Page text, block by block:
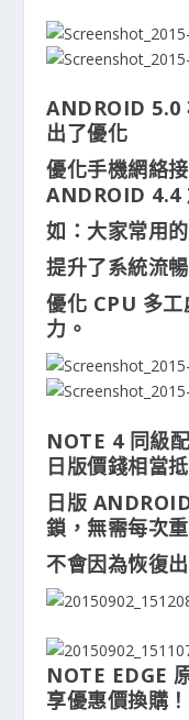
ANDROID 5.0
出了優化
優化手機網絡
ANDROID 4.4
如：大家常用
提升了系統流
優化 CPU 多
力。
NOTE 4 同級
日版價錢相當
日版
鎖，無需每次
不會因為恢復
NOTE EDGE
享優惠價換購！